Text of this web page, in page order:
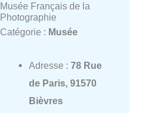
Musée Français de la
Photographie
Catégorie : Musée
Adresse : 78 Rue
de Paris, 91570
Bièvres